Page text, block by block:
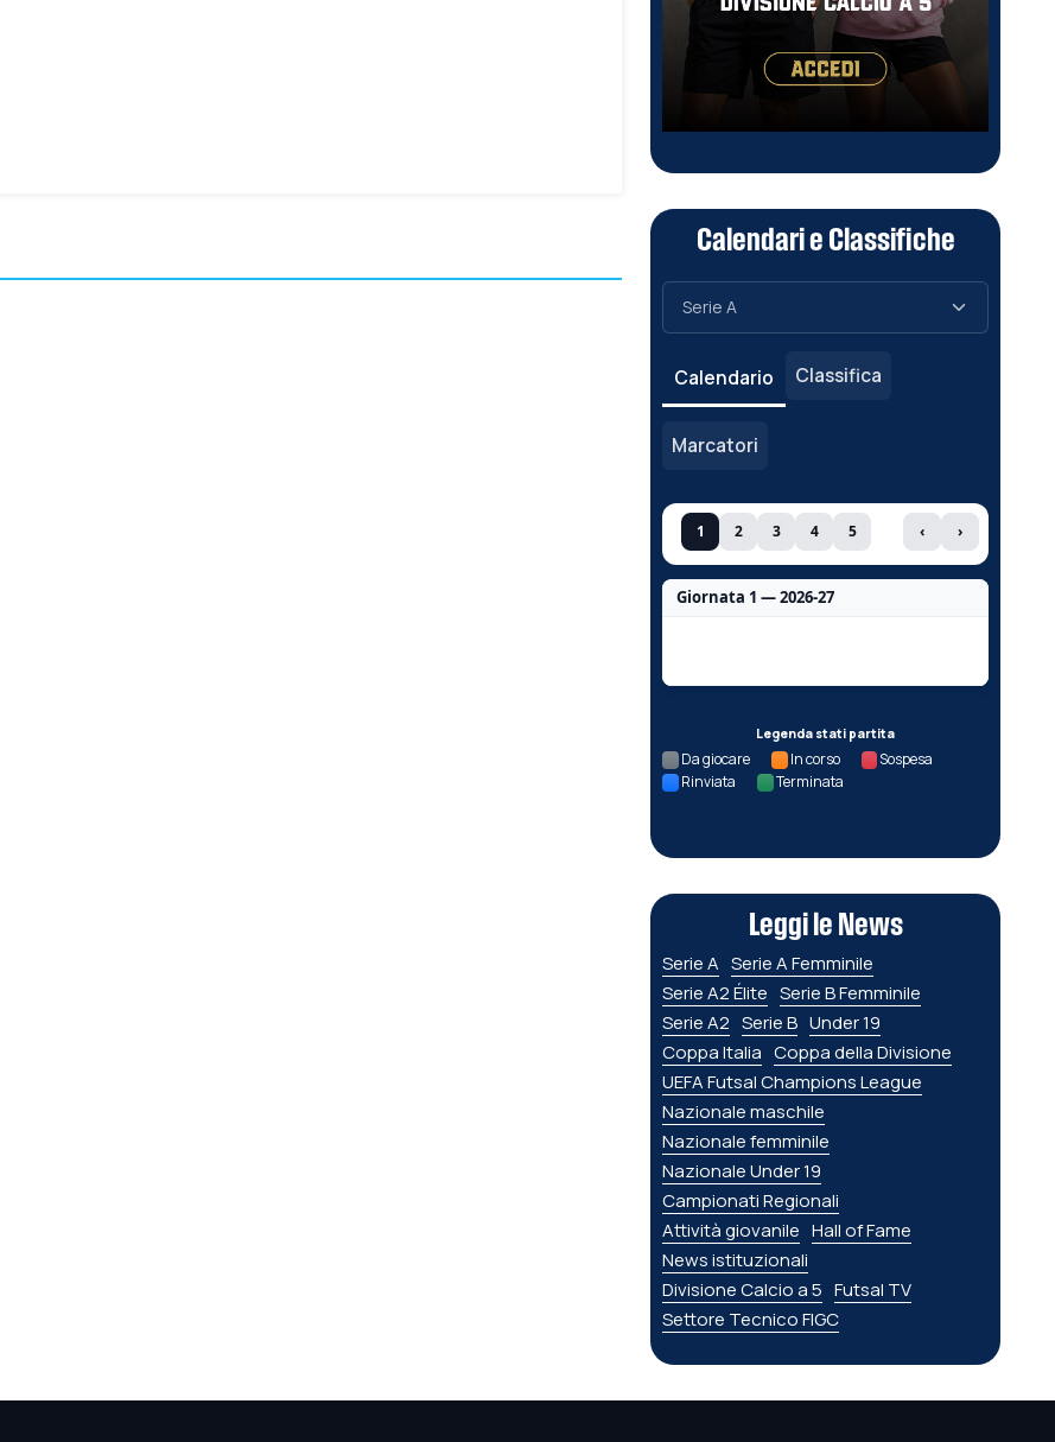
Calendari e Classifiche
Calendario Classifica
Marcatori
1 2 3 4 5 ‹ ›
Giornata 1 — 2026-27
Legenda stati partita
Da giocare In corso
Sospesa
Rinviata
Terminata
Leggi le News
Serie A Serie A Femminile
Serie A2 Élite Serie B Femminile
Serie A2 Serie B Under 19
Coppa Italia Coppa della Divisione
UEFA Futsal Champions League
Nazionale maschile
Nazionale femminile
Nazionale Under 19
Campionati Regionali
Attività giovanile Hall of Fame
News istituzionali
Divisione Calcio a 5 Futsal TV
Settore Tecnico FIGC